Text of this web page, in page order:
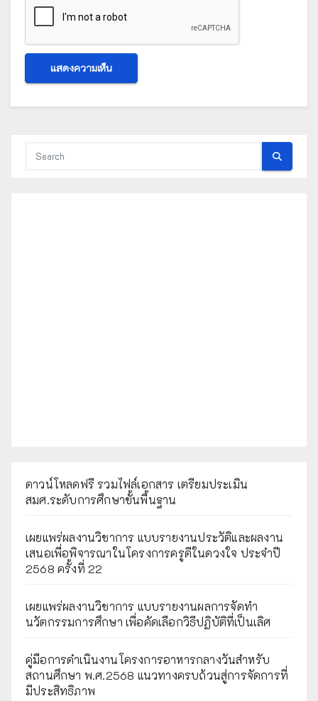
ดาวน์โหลดฟรี รวมไฟล์เอกสาร เตรียมประเมิน
สมศ.ระดับการศึกษาขั้นพื้นฐาน
เผยแพร่ผลงานวิชาการ แบบรายงานประวัติและผลงาน
เสนอเพื่อพิจารณาในโครงการครูดีในดวงใจ ประจำปี
2568 ครั้งที่ 22
เผยแพร่ผลงานวิชาการ แบบรายงานผลการจัดทำ
นวัตกรรมการศึกษา เพื่อคัดเลือกวิธีปฏิบัติที่เป็นเลิศ
คู่มือการดำเนินงานโครงการอาหารกลางวันสำหรับ
สถานศึกษา พ.ศ.2568 แนวทางครบถ้วนสู่การจัดการที่
มีประสิทธิภาพ